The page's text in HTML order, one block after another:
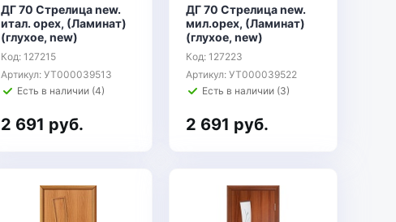
ДГ 70 Стрелица new.
итал. орех, (Ламинат)
(глухое, new)
Код: 127215
Артикул: УТ000039513
Есть в наличии (4)
2 691 руб.
ДГ 70 Стрелица new.
мил.орех, (Ламинат)
(глухое, new)
Код: 127223
Артикул: УТ000039522
Есть в наличии (3)
2 691 руб.